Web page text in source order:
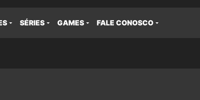
SÉRIES GAMES FALE CONOSCO